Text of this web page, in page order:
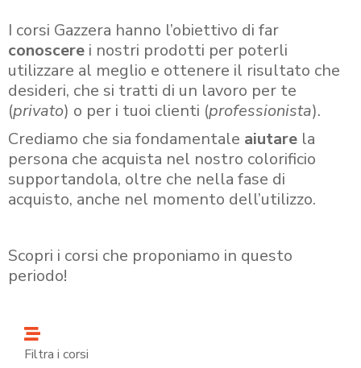
I corsi Gazzera hanno l’obiettivo di far
conoscere i nostri prodotti per poterli
utilizzare al meglio e ottenere il risultato che
desideri, che si tratti di un lavoro per te
(privato) o per i tuoi clienti (professionista).
Crediamo che sia fondamentale aiutare la
persona che acquista nel nostro colorificio
supportandola, oltre che nella fase di
acquisto, anche nel momento dell’utilizzo.
Scopri i corsi che proponiamo in questo
periodo!
Filtra i corsi